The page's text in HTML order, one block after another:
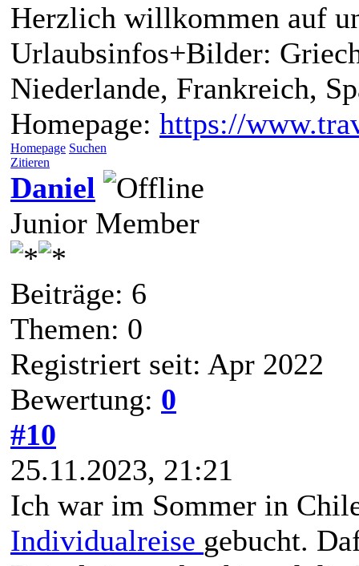
Herzlich willkommen auf
Urlaubsinfos+Bilder:
Niederlande, Frankreich,
Homepage: https://
Homepage Suchen
Zitieren
Daniel
Junior Member
Beiträge: 6
Themen: 0
Registriert seit: Apr 2022
Bewertung: 0
#10
25.11.2023, 21:21
Ich war im Sommer in
Individualreise gebucht.